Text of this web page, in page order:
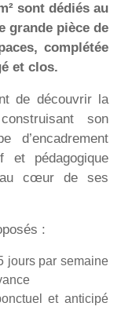
sont dédiés au
grande pièce de
complétée
et clos.
de découvrir la
son
d’encadrement
et pédagogique
au cœur de ses
:
jours par semaine
et anticipé